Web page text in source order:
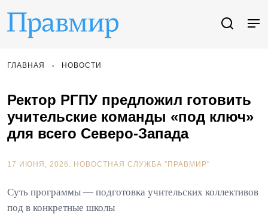
ГЛАВНАЯ НОВОСТИ
Ректор РГПУ предложил готовить
учительские команды «под ключ»
для всего Северо-Запада
17 ИЮНЯ, 2026. НОВОСТНАЯ СЛУЖБА "ПРАВМИР"
Суть программы — подготовка учительских коллективов
под в конкретные школы